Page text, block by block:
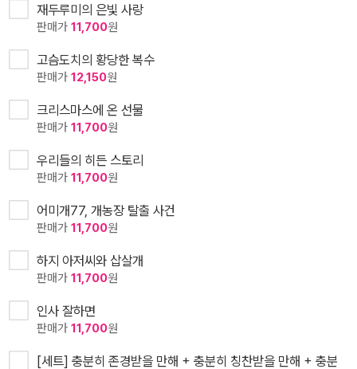
재두루미의 은빛 사랑
판매가 11,700원
고슴도치의 황당한 복수
판매가 12,150원
크리스마스에 온 선물
판매가 11,700원
우리들의 히든 스토리
판매가 11,700원
어미개77, 개농장 탈출 사건
판매가 11,700원
하지 아저씨와 삽살개
판매가 11,700원
인사 잘하면
판매가 11,700원
[세트] 충분히 존경받을 만해 + 충분히 칭찬받을 만해 + 충분